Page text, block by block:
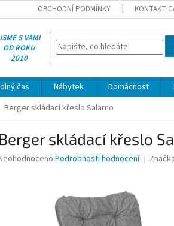
OBCHODNÍ PODMÍNKY KONTAKT
S VÁMI
OD ROKU
2010
čas Nábytek Domácnost
Berger skládací křeslo Salarno
Berger skládací křeslo
Podrobnosti hodnocení